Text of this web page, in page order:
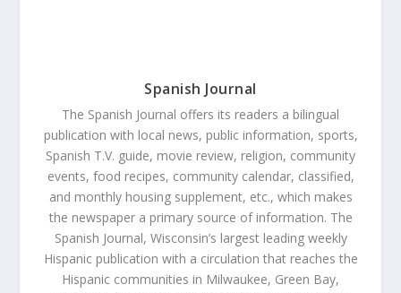
Spanish Journal
The Spanish Journal offers its readers a bilingual
publication with local news, public information, sports,
Spanish T.V. guide, movie review, religion, community
events, food recipes, community calendar, classified,
and monthly housing supplement, etc., which makes
the newspaper a primary source of information. The
Spanish Journal, Wisconsin’s largest leading weekly
Hispanic publication with a circulation that reaches the
Hispanic communities in Milwaukee, Green Bay,